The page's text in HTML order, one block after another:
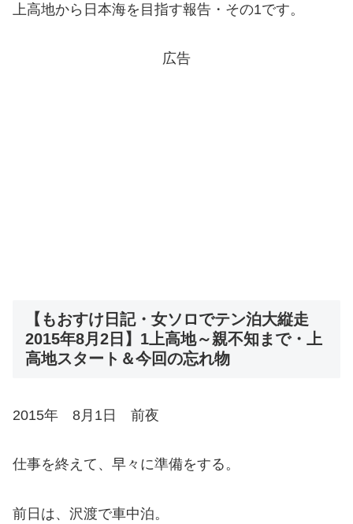
上高地から日本海を目指す報告・その1です。
広告
【もおすけ日記・女ソロでテン泊大縦走
2015年8月2日】1上高地～親不知まで・上
高地スタート＆今回の忘れ物
2015年 8月1日 前夜
仕事を終えて、早々に準備をする。
前日は、沢渡で車中泊。